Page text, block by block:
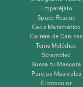
Emparéjalo
Space Rescue
Caos Matemático
Carrera de Canicas
Tenis Melódico
Scrambled
Busca tu Mascota
Parejas Musicales
Cronocolor